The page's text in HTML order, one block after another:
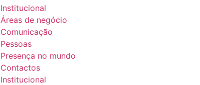
Institucional
Áreas de negócio
Comunicação
Pessoas
Presença no mundo
Contactos
Institucional